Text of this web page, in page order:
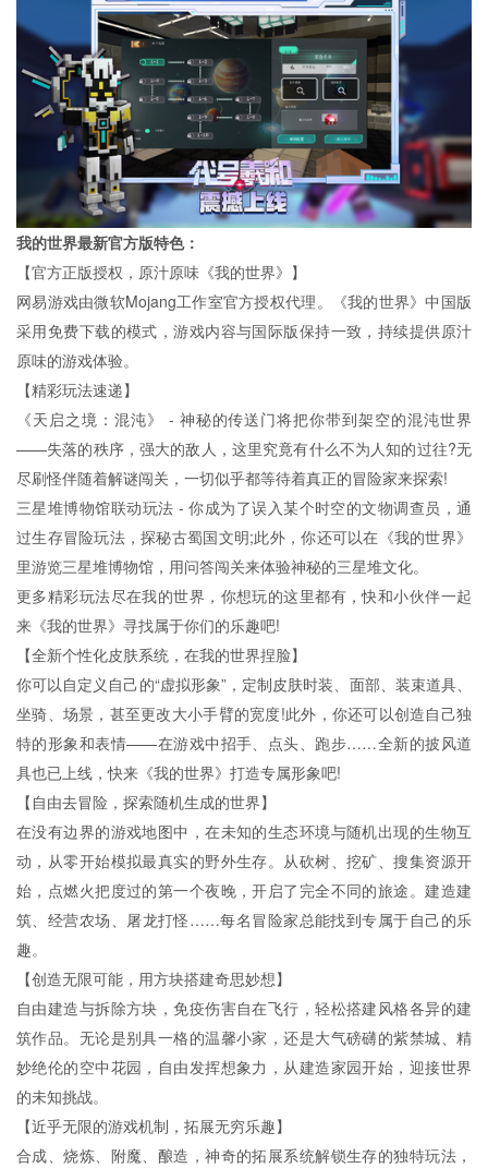
我的世界最新官方版特色：
【官方正版授权，原汁原味《我的世界》】
网易游戏由微软Mojang工作室官方授权代理。《我的世界》中国版
采用免费下载的模式，游戏内容与国际版保持一致，持续提供原汁
原味的游戏体验。
【精彩玩法速递】
《天启之境：混沌》 - 神秘的传送门将把你带到架空的混沌世界
——失落的秩序，强大的敌人，这里究竟有什么不为人知的过往?无
尽刷怪伴随着解谜闯关，一切似乎都等待着真正的冒险家来探索!
三星堆博物馆联动玩法 - 你成为了误入某个时空的文物调查员，通
过生存冒险玩法，探秘古蜀国文明;此外，你还可以在《我的世界》
里游览三星堆博物馆，用问答闯关来体验神秘的三星堆文化。
更多精彩玩法尽在我的世界，你想玩的这里都有，快和小伙伴一起
来《我的世界》寻找属于你们的乐趣吧!
【全新个性化皮肤系统，在我的世界捏脸】
你可以自定义自己的“虚拟形象”，定制皮肤时装、面部、装束道具、
坐骑、场景，甚至更改大小手臂的宽度!此外，你还可以创造自己独
特的形象和表情——在游戏中招手、点头、跑步……全新的披风道
具也已上线，快来《我的世界》打造专属形象吧!
【自由去冒险，探索随机生成的世界】
在没有边界的游戏地图中，在未知的生态环境与随机出现的生物互
动，从零开始模拟最真实的野外生存。从砍树、挖矿、搜集资源开
始，点燃火把度过的第一个夜晚，开启了完全不同的旅途。建造建
筑、经营农场、屠龙打怪……每名冒险家总能找到专属于自己的乐
趣。
【创造无限可能，用方块搭建奇思妙想】
自由建造与拆除方块，免疫伤害自在飞行，轻松搭建风格各异的建
筑作品。无论是别具一格的温馨小家，还是大气磅礴的紫禁城、精
妙绝伦的空中花园，自由发挥想象力，从建造家园开始，迎接世界
的未知挑战。
【近乎无限的游戏机制，拓展无穷乐趣】
合成、烧炼、附魔、酿造，神奇的拓展系统解锁生存的独特玩法，